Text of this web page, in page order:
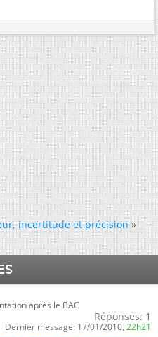
incertitude et précision »
après le BAC
Réponses: 1
Dernier message: 17/01/2010, 22h21